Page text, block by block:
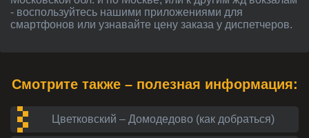
- воспользуйтесь нашими приложениями для
смартфонов или узнавайте цену заказа у диспетчеров.
Смотрите также – полезная информация:
Цветковский – Домодедово (как добраться)